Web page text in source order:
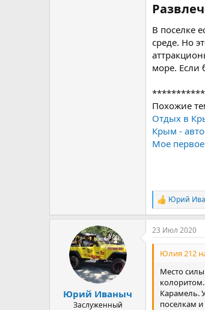
В поселке
среде. Но
море. Если
***********
Похожие
Отдых в
Крым -
Мое
Р
е
а
к
ц
и
Юрий
Юрий Иваныч
Заслуженный
23 Июл 2020
Юлия 212
Место
Карамель.
поселкам